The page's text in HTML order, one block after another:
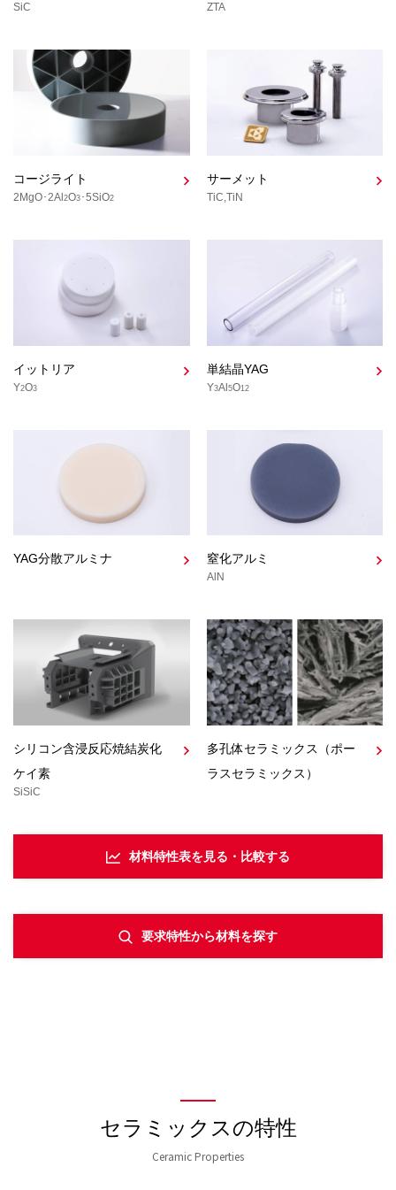
SiC ZTA
コージライト
2MgO･2Al 2O3 ･5SiO2
サーメット
TiC,TiN
イットリア
Y2O3
単結晶YAG
Y3Al5O12
YAG分散アルミナ 窒化アルミ
AlN
シリコン含浸反応焼結炭化
ケイ素
SiSiC
多孔体セラミックス（ポー
ラスセラミックス）
材料特性表を見る・比較する
要求特性から材料を探す
セラミックスの特性
Ceramic Properties